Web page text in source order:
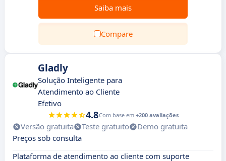
Saiba mais
Compare
Gladly
Solução Inteligente para
Atendimento ao Cliente
Efetivo
4.8Com base em +200 avaliações
Versão gratuita Teste gratuito
Demo gratuita
Preços sob consulta
Plataforma de atendimento ao cliente com suporte